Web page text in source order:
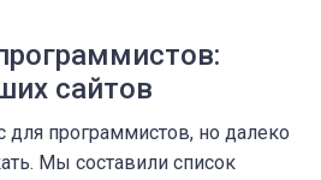
сайтов
для программистов, но далеко
Мы составили список